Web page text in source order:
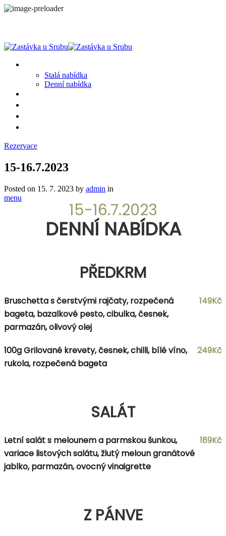
Stalá nabídka
Denní nabídka
Rezervace
15-16.7.2023
Posted on 15. 7. 2023 by admin in
menu
15-16.7.2023
DENNÍ NABÍDKA
PŘEDKRM
Bruschetta s čerstvými rajčaty, rozpečená
bageta, bazalkové pesto, cibulka, česnek,
parmazán, olivový olej
149Kč
100g Grilované krevety, česnek, chilli, bílé víno,
rukola, rozpečená bageta
249Kč
SALÁT
Letní salát s melounem a parmskou šunkou,
variace listových salátu, žlutý meloun granátové
jablko, parmazán, ovocný vinaigrette
189Kč
Z PÁNVE